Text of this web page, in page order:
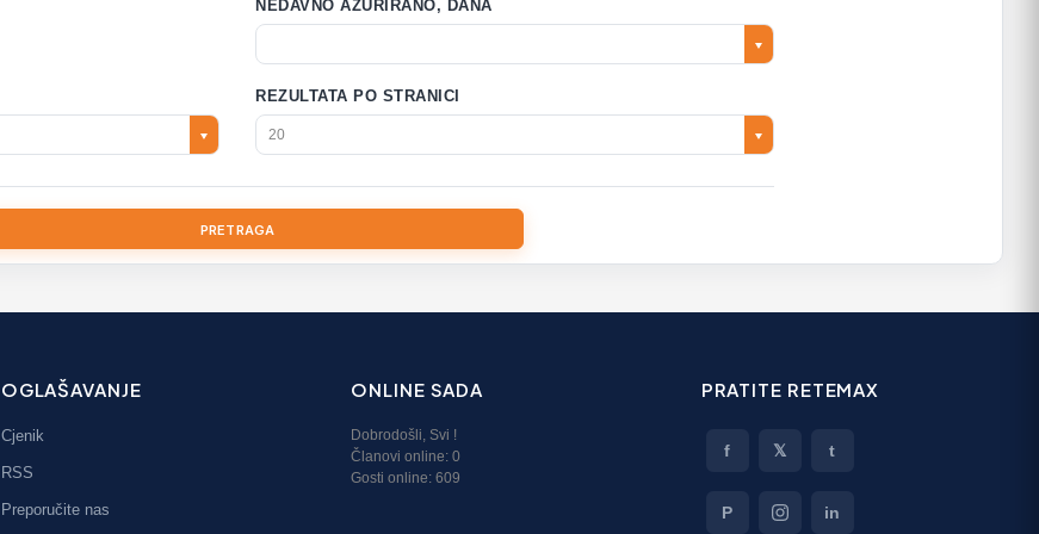
NEDAVNO AŽURIRANO, DANA
REZULTATA PO STRANICI
20
PRETRAGA
OGLAŠAVANJE
Cjenik
RSS
Preporučite nas
ONLINE SADA
Dobrodošli, Svi !
Članovi online:0
Gosti online: 609
PRATITE RETEMAX
f 𝕏 t
P in